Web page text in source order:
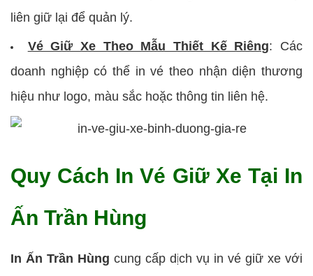
liên giữ lại để quản lý.
Vé Giữ Xe Theo Mẫu Thiết Kế Riêng: Các
doanh nghiệp có thể in vé theo nhận diện thương
hiệu như logo, màu sắc hoặc thông tin liên hệ.
Quy Cách In Vé Giữ Xe Tại In
Ấn Trần Hùng
In Ấn Trần Hùng cung cấp dịch vụ in vé giữ xe với